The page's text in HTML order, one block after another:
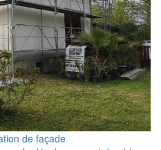
de façade